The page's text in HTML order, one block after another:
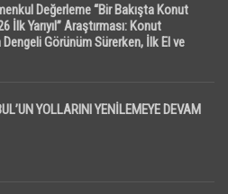
Değerleme “Bir Bakışta Konut
İlk Yarıyıl” Araştırması: Konut
Dengeli Görünüm Sürerken, İlk El ve
YOLLARINI YENİLEMEYE DEVAM